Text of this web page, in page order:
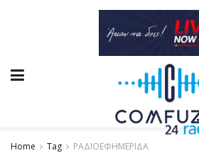
Home Tag ΡΑΔΙΟΕΦΗΜΕΡΙΔΑ